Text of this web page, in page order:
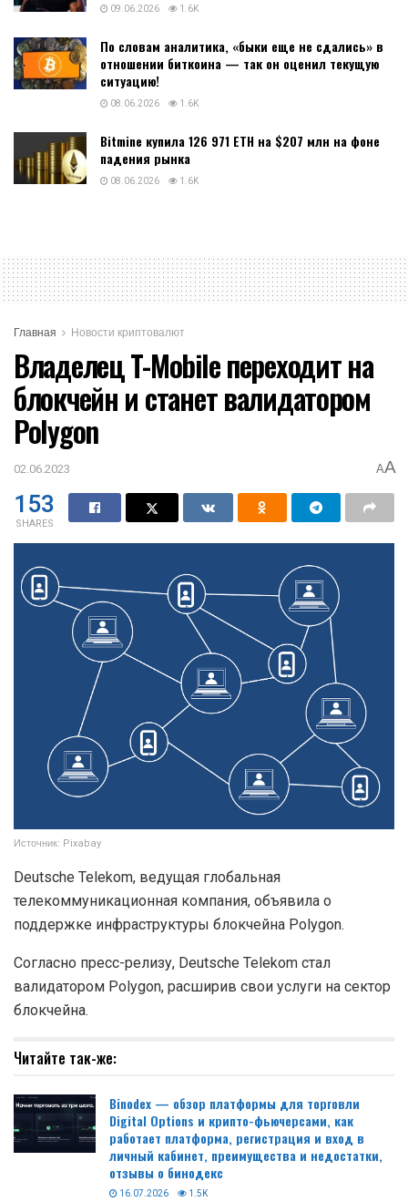
09.06.2026 1.6K
По словам аналитика, «быки еще не сдались» в
отношении биткоина — так он оценил текущую
ситуацию!
08.06.2026 1.6K
Bitmine купила 126 971 ETH на $207 млн на фоне
падения рынка
08.06.2026 1.6K
Главная Новости криптовалют
Владелец T-Mobile переходит на
блокчейн и станет валидатором
Polygon
02.06.2023 AA
153
SHARES
Источник: Pixabay
Deutsche Telekom, ведущая глобальная
телекоммуникационная компания, объявила о
поддержке инфраструктуры блокчейна Polygon.
Согласно пресс-релизу, Deutsche Telekom стал
валидатором Polygon, расширив свои услуги на сектор
блокчейна.
Читайте так-же:
Binodex — обзор платформы для торговли
Digital Options и крипто-фьючерсами, как
работает платформа, регистрация и вход в
личный кабинет, преимущества и недостатки,
отзывы о бинодекс
16.07.2026 1.5K